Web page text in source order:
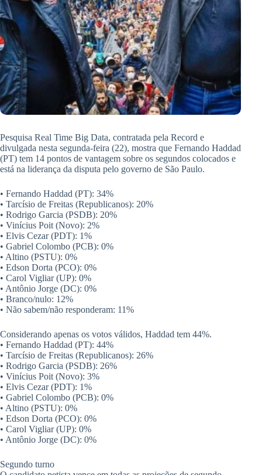
Pesquisa Real Time Big Data, contratada pela Record e
divulgada nesta segunda-feira (22), mostra que Fernando Haddad
(PT) tem 14 pontos de vantagem sobre os segundos colocados e
está na liderança da disputa pelo governo de São Paulo.
• Fernando Haddad (PT): 34%
• Tarcísio de Freitas (Republicanos): 20%
• Rodrigo Garcia (PSDB): 20%
• Vinícius Poit (Novo): 2%
• Elvis Cezar (PDT): 1%
• Gabriel Colombo (PCB): 0%
• Altino (PSTU): 0%
• Edson Dorta (PCO): 0%
• Carol Vigliar (UP): 0%
• Antônio Jorge (DC): 0%
• Branco/nulo: 12%
• Não sabem/não responderam: 11%
Considerando apenas os votos válidos, Haddad tem 44%.
• Fernando Haddad (PT): 44%
• Tarcísio de Freitas (Republicanos): 26%
• Rodrigo Garcia (PSDB): 26%
• Vinícius Poit (Novo): 3%
• Elvis Cezar (PDT): 1%
• Gabriel Colombo (PCB): 0%
• Altino (PSTU): 0%
• Edson Dorta (PCO): 0%
• Carol Vigliar (UP): 0%
• Antônio Jorge (DC): 0%
Segundo turno